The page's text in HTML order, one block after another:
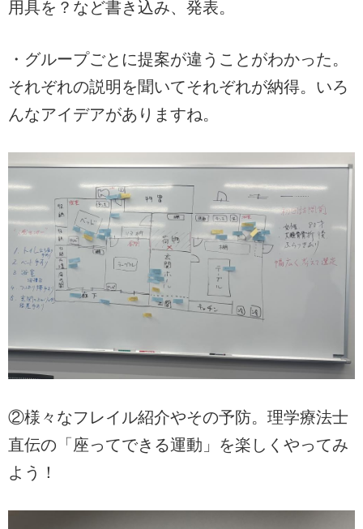
用具を？など書き込み、発表。
・グループごとに提案が違うことがわかった。
それぞれの説明を聞いてそれぞれが納得。いろ
んなアイデアがありますね。
②様々なフレイル紹介やその予防。理学療法士
直伝の「座ってできる運動」を楽しくやってみ
よう！